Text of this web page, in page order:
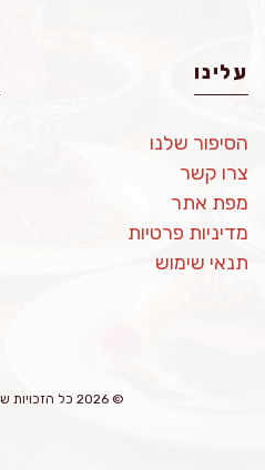
עלינו
הסיפור שלנו
צרו קשר
מפת אתר
מדיניות פרטיות
תנאי שימוש
© 2026 כל הזכויות שמורות לטעימתא